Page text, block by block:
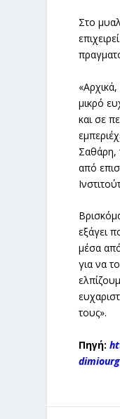
Στο
μικρό
και σε
Σαθάρη,
από
εξάγει
μέσα
για να
τους».
Πηγή: